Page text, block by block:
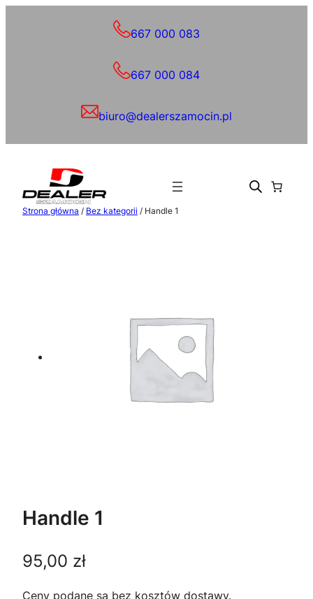
667 000 083
667 000 084
biuro@dealerszamocin.pl
Strona główna / Bez kategorii / Handle 1
Handle 1
95,00 zł
Ceny podane są bez kosztów dostawy.